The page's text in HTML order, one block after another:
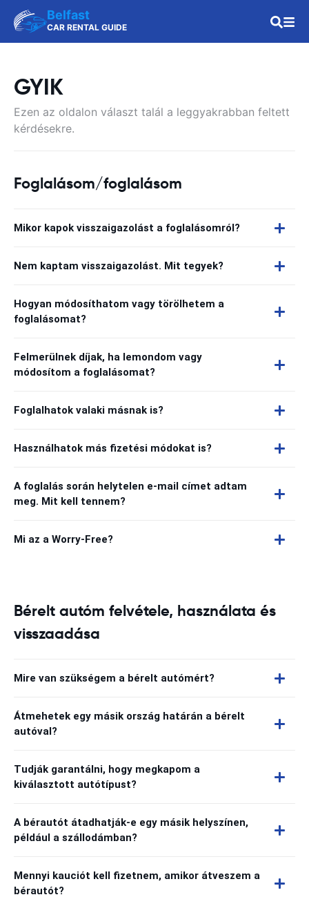
Belfast
CAR RENTAL GUIDE
GYIK
Ezen az oldalon választ talál a leggyakrabban feltett
kérdésekre.
Foglalásom/foglalásom
Mikor kapok visszaigazolást a foglalásomról?
Nem kaptam visszaigazolást. Mit tegyek?
Hogyan módosíthatom vagy törölhetem a
foglalásomat?
Felmerülnek díjak, ha lemondom vagy
módosítom a foglalásomat?
Foglalhatok valaki másnak is?
Használhatok más fizetési módokat is?
A foglalás során helytelen e-mail címet adtam
meg. Mit kell tennem?
Mi az a Worry-Free?
Bérelt autóm felvétele, használata és
visszaadása
Mire van szükségem a bérelt autómért?
Átmehetek egy másik ország határán a bérelt
autóval?
Tudják garantálni, hogy megkapom a
kiválasztott autótípust?
A bérautót átadhatják-e egy másik helyszínen,
például a szállodámban?
Mennyi kauciót kell fizetnem, amikor átveszem a
bérautót?